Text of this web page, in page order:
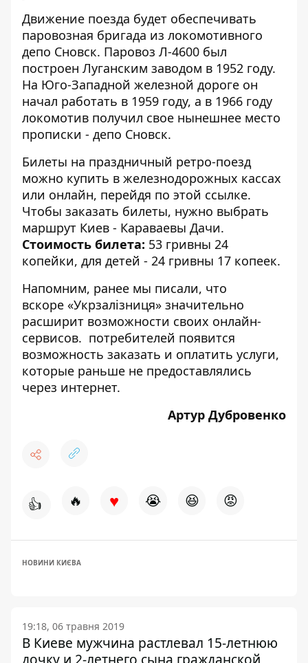
Движение поезда будет обеспечивать
паровозная бригада из локомотивного
депо Сновск. Паровоз Л-4600 был
построен Луганским заводом в 1952 году.
На Юго-Западной железной дороге он
начал работать в 1959 году, а в 1966 году
локомотив получил свое нынешнее место
прописки - депо Сновск.
Билеты на праздничный ретро-поезд
можно купить в железнодорожных кассах
или онлайн, перейдя по этой ссылке.
Чтобы заказать билеты, нужно выбрать
маршрут Киев - Караваевы Дачи.
Стоимость билета: 53 гривны 24
копейки, для детей - 24 гривны 17 копеек.
Напомним, ранее мы писали, что
вскоре «Укрзалізниця» значительно
расширит возможности своих онлайн-
сервисов. потребителей появится
возможность заказать и оплатить услуги,
которые раньше не предоставлялись
через интернет.
Артур Дубровенко
👍 🔥 ♥ 😭 😆 😡
НОВИНИ КИЄВА
19:18, 06 травня 2019
В Киеве мужчина растлевал 15-летнюю
дочку и 2-летнего сына гражданской